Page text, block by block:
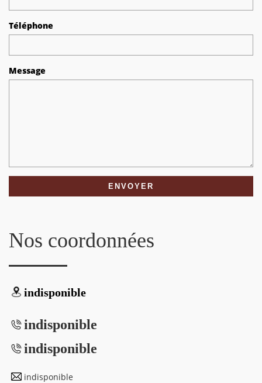
Téléphone
Message
Nos coordonnées
indisponible
indisponible
indisponible
indisponible